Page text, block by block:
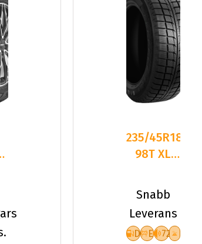
235/45R18
98T XL
SW618
DEB72 P
Snabb
Leverans
D E 72